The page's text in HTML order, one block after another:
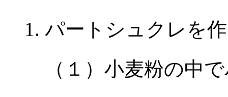
パートシュクレを
（１）小麦粉の中